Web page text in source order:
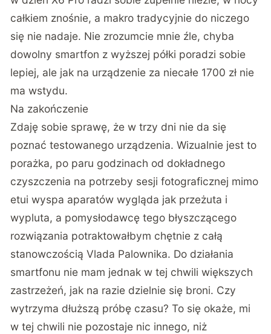
całkiem znośnie, a makro tradycyjnie do niczego
się nie nadaje. Nie zrozumcie mnie źle, chyba
dowolny smartfon z wyższej półki poradzi sobie
lepiej, ale jak na urządzenie za niecałe 1700 zł nie
ma wstydu.
Na zakończenie
Zdaję sobie sprawę, że w trzy dni nie da się
poznać testowanego urządzenia. Wizualnie jest to
porażka, po paru godzinach od dokładnego
czyszczenia na potrzeby sesji fotograficznej mimo
etui wyspa aparatów wygląda jak przeżuta i
wypluta, a pomysłodawcę tego błyszczącego
rozwiązania potraktowałbym chętnie z całą
stanowczością Vlada Palownika. Do działania
smartfonu nie mam jednak w tej chwili większych
zastrzeżeń, jak na razie dzielnie się broni. Czy
wytrzyma dłuższą próbę czasu? To się okaże, mi
w tej chwili nie pozostaje nic innego, niż